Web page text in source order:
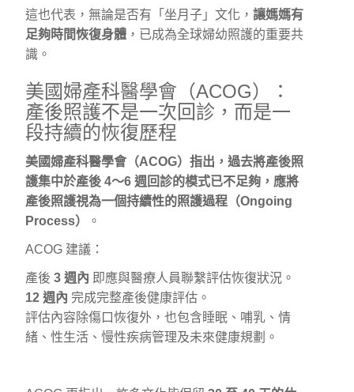
這也代表，無論是否有「坐月子」文化， 讓媽媽有
足夠時間恢復身體 ，已成為全球婦幼照護的重要共
識。
美國婦產科醫學會（ACOG）：
產後照護不是一次回診，而是一
段持續的恢復歷程
美國婦產科醫學會（ACOG） 指出，過去將產後照
護集中於產後 4～6 週回診的模式已不足夠，應將
產後照護視為一個持續性的照護過程（Ongoing
Process）
。
ACOG 建議：
產後 3 週內 即應與醫療人員聯繫評估恢復狀況。
12 週內 完成完整產後健康評估。
評估內容除傷口恢復外，也包含睡眠、哺乳、情
緒、性生活、慢性疾病管理及未來健康規劃。